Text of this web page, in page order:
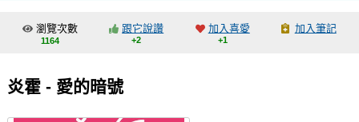
海外購買說明
如何委託販售
客服中心
瀏覽次數
1164
跟它說讚
+2
加入喜愛
+1
加入筆記
炎霍 - 愛的暗號